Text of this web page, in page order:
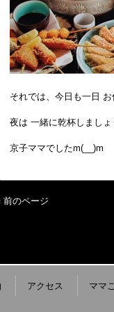
それでは、今日も一日
夜は 一緒に乾杯しまし
京子ママでしたm(__)m
前のページ
アクセス ママ